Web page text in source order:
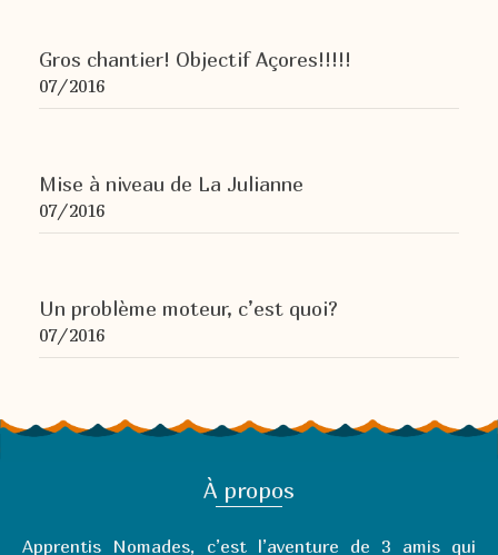
Gros chantier! Objectif Açores!!!!!
07/2016
Mise à niveau de La Julianne
07/2016
Un problème moteur, c’est quoi?
07/2016
À propos
Apprentis Nomades, c’est l’aventure de 3 amis qui